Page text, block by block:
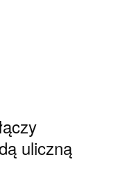
uliczną